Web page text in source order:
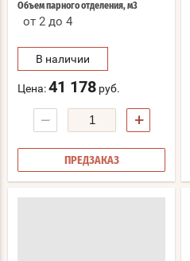
Объем парного отделения, м3
от 2 до 4
В наличии
Цена:41 178 руб.
− +
ПРЕДЗАКАЗ